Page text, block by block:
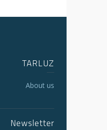
TARLUZ
About us
Newsletter